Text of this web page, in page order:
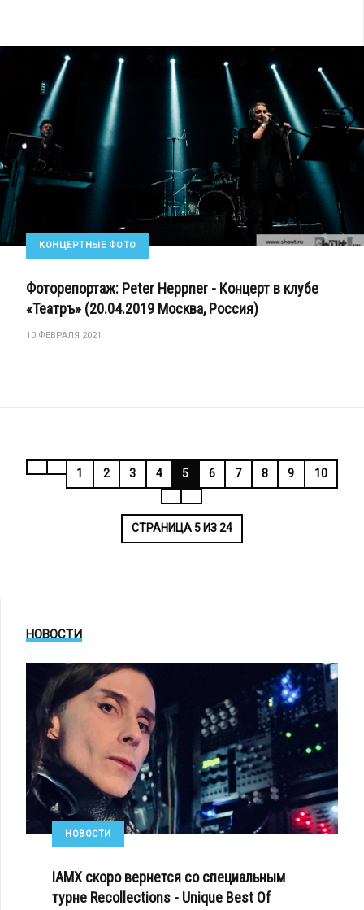
КОНЦЕРТНЫЕ ФОТО
Фоторепортаж: Peter Heppner - Концерт в клубе
«Театръ» (20.04.2019 Москва, Россия)
10 ФЕВРАЛЯ 2021
СТРАНИЦА 5 ИЗ 24
1 2 3 4 5 6 7 8 9 10
НОВОСТИ
НОВОСТИ
IAMX скоро вернется со специальным
турне Recollections - Unique Best Of